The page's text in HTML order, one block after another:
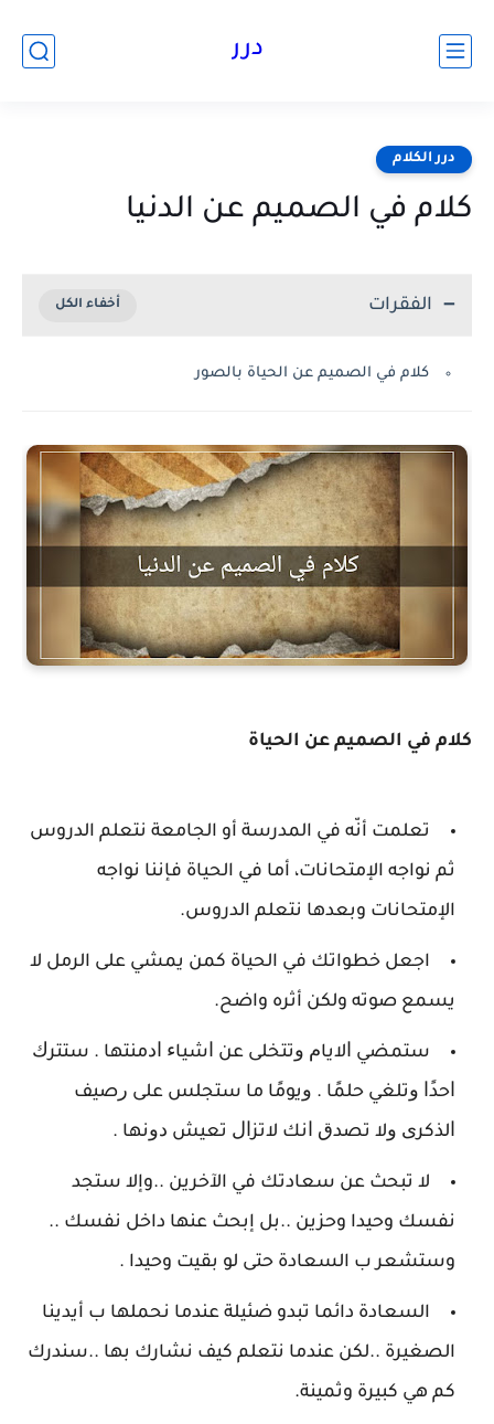
درر
درر الكلام
كلام في الصميم عن الدنيا
الفقرات
كلام في الصميم عن الحياة بالصور
كلام في الصميم عن الحياة
تعلمت أنّه في المدرسة أو الجامعة نتعلم الدروس
ثم نواجه الإمتحانات، أما في الحياة فإننا نواجه
الإمتحانات وبعدها نتعلم الدروس.
اجعل خطواتك في الحياة كمن يمشي على الرمل لا
يسمع صوته ولكن أثره واضح.
ﺳﺘﻤﻀﻲ ﺍﻻﻳﺎﻡ ﻭﺗﺘﺨﻠﻰ ﻋﻦ ﺍﺷﻴﺎﺀ ﺍﺩﻣﻨﺘﻬﺎ . ﺳﺘﺘﺮﻙ
ﺍﺣﺪًﺍ ﻭﺗﻠﻐﻲ ﺣﻠﻤًﺎ . ﻭﻳﻮﻣًﺎ ﻣﺎ ﺳﺘﺠﻠﺲ ﻋﻠﻰ ﺭﺻﻴﻒ
ﺍﻟﺬﻛﺮﻯ ﻭﻻ ﺗﺼﺪﻕ ﺍﻧﻚ ﻻﺗﺰﺍﻝ ﺗﻌﻴﺶ ﺩﻭﻧﻬﺎ .
لا تبحث عن سعادتك في الآخرين ..وإلا ستجد
نفسك وحيدا وحزين ..بل إبحث عنها داخل نفسك ..
وستشعر ب السعادة حتى لو بقيت وحيدا .
السعادة دائما تبدو ضئيلة عندما نحملها ب أيدينا
الصغيرة ..لكن عندما نتعلم كيف نشارك بها ..سندرك
كم هي كبيرة وثمينة.